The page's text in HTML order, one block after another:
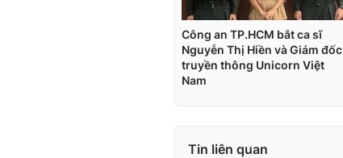
Tin liên quan